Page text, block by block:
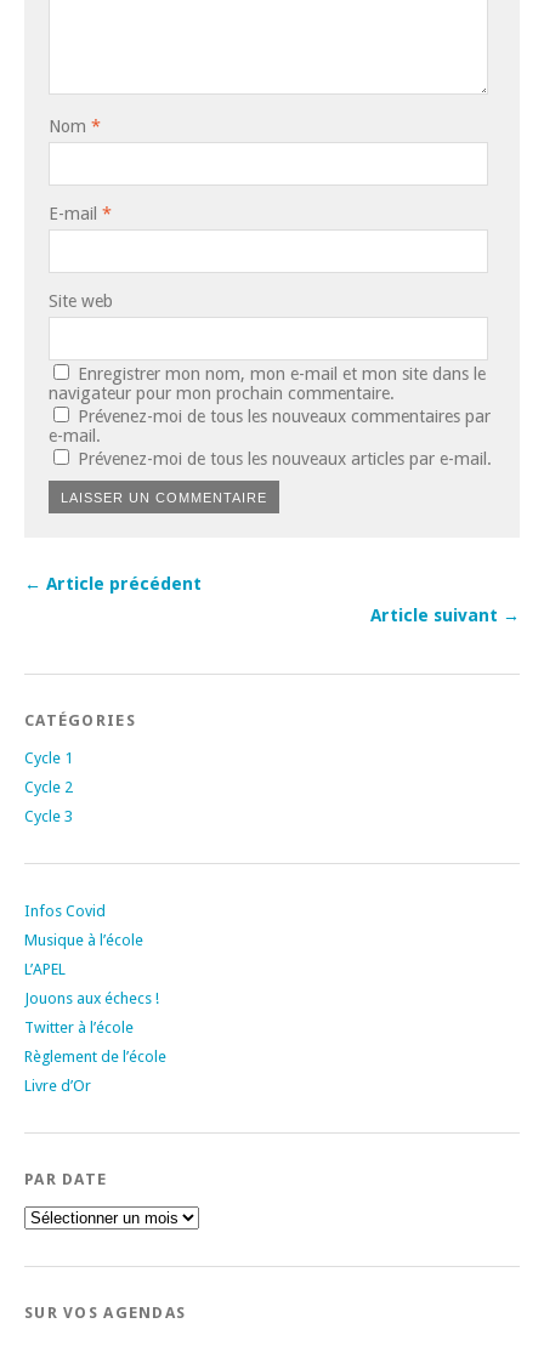
Nom *
E-mail *
Site web
Enregistrer mon nom, mon e-mail et mon site dans le
navigateur pour mon prochain commentaire.
Prévenez-moi de tous les nouveaux commentaires par
e-mail.
Prévenez-moi de tous les nouveaux articles par e-mail.
← Article précédent
Article suivant →
CATÉGORIES
Cycle 1
Cycle 2
Cycle 3
Infos Covid
Musique à l’école
L’APEL
Jouons aux échecs !
Twitter à l’école
Règlement de l’école
Livre d’Or
PAR DATE
Par
date
SUR VOS AGENDAS